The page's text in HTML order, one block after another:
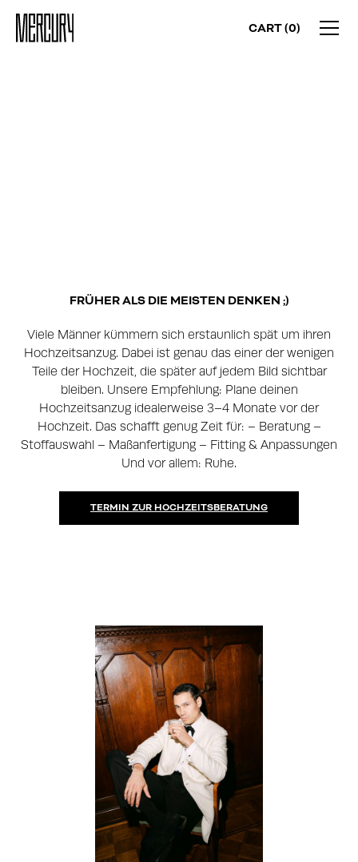
CART (0)
FRÜHER ALS DIE MEISTEN DENKEN ;)
Viele Männer kümmern sich erstaunlich spät um ihren
Hochzeitsanzug. Dabei ist genau das einer der wenigen
Teile der Hochzeit, die später auf jedem Bild sichtbar
bleiben. Unsere Empfehlung: Plane deinen
Hochzeitsanzug idealerweise 3–4 Monate vor der
Hochzeit. Das schafft genug Zeit für: – Beratung –
Stoffauswahl – Maßanfertigung – Fitting & Anpassungen
Und vor allem: Ruhe.
TERMIN ZUR HOCHZEITSBERATUNG